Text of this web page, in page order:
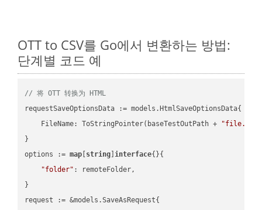
OTT to CSV를 Go에서 변환하는 방법:
단계별 코드 예
// 将 OTT 转换为 HTML
requestSaveOptionsData := models.HtmlSaveOptionsData{
    FileName: ToStringPointer(baseTestOutPath +
"file.OTT"
}
options := map string ]interface{}{
"folder" : remoteFolder,
}
request := &models.SaveAsRequest{